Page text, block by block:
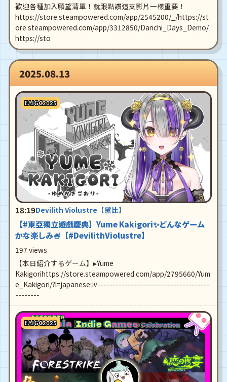
歡迎各種加入願望清單！就跟點讚這支影片一樣重要！
https://store.steampowered.com/app/2545200/_/https://st
ore.steampowered.com/app/3312850/Danchi_Days_Demo/
https://sto
2025.08.13
EAIGC2025
18:19Devilith Violustre【黛比】
【#東亞獨立遊戲慶典】Yume Kakigori✨どんなゲーム
かな楽しみ🍧【#DevilithViolustre】
197 views
【本日紹介するゲーム】▸Yume
Kakigorihttps://store.steampowered.com/app/2795660/Yum
e_Kakigori/?l=japanese୨୧-------------------------------------
--------
EAIGC2025